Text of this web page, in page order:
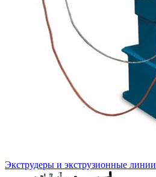
Экструдеры и экструзионные линии